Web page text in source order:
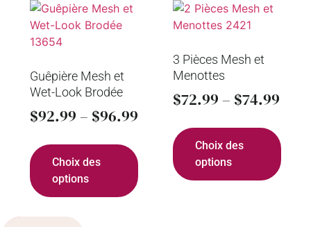
Guêpière Mesh et
Wet-Look Brodée
$92.99 – $96.99
Choix des
options
3 Pièces Mesh et
Menottes
$72.99 – $74.99
Choix des
options